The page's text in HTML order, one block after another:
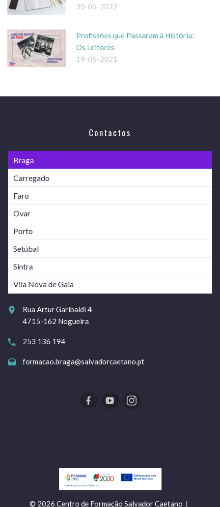
30-05-2022
Profissões que Passaram à História:
Os Leitores
19-05-2021
Contactos
Braga
Carregado
Faro
Ovar
Porto
Setúbal
Sintra
Vila Nova de Gaia
Rua Artur Garibaldi 4
4715-162 Nogueira
253 136 194
formacao.braga@salvadorcaetano.pt
© 2026 Centro de Formação Salvador Caetano |